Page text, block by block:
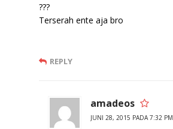
???
Terserah ente aja bro
REPLY
amadeos
JUNI 28, 2015 PADA 7:32 PM